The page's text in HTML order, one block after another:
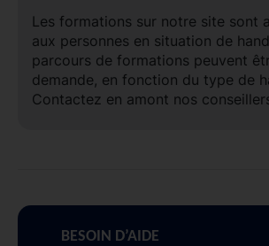
Les formations sur notre site sont
aux personnes en situation de
parcours de formations peuvent
demande, en fonction du type de
Contactez en amont nos
BESOIN D’AIDE